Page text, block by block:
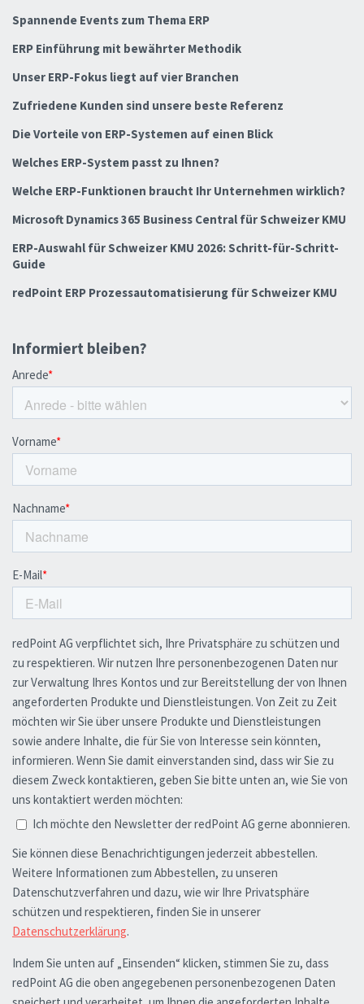
Spannende Events zum Thema ERP
ERP Einführung mit bewährter Methodik
Unser ERP-Fokus liegt auf vier Branchen
Zufriedene Kunden sind unsere beste Referenz
Die Vorteile von ERP-Systemen auf einen Blick
Welches ERP-System passt zu Ihnen?
Welche ERP-Funktionen braucht Ihr Unternehmen wirklich?
Microsoft Dynamics 365 Business Central für Schweizer KMU
ERP-Auswahl für Schweizer KMU 2026: Schritt-für-Schritt-
Guide
redPoint ERP Prozessautomatisierung für Schweizer KMU
Informiert bleiben?